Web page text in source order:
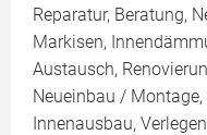
Reparatur, Beratung,
Markisen,
Austausch,
Neueinbau /
Innenausbau,